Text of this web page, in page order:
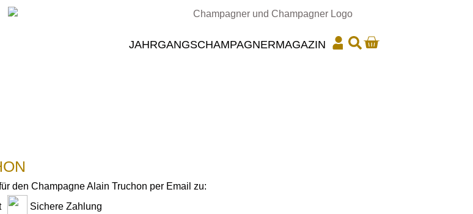
JAHRGANGSCHAMPAGNERMAGAZIN
den Champagne Alain Truchon per Email zu:
Sichere Zahlung